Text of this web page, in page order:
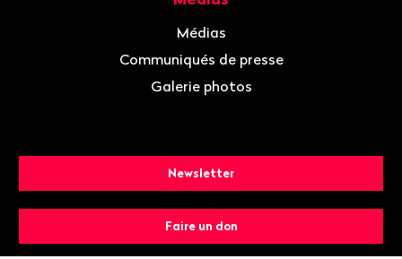
Médias
Communiqués de presse
Galerie photos
Newsletter
Faire un don